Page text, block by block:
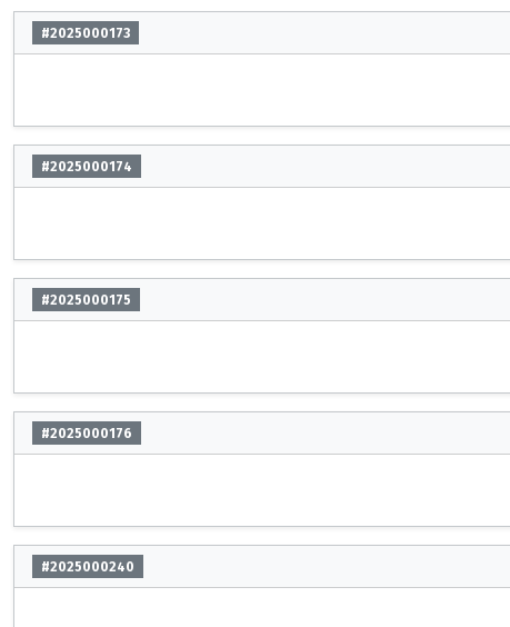
#2025000173
#2025000174
#2025000175
#2025000176
#2025000240